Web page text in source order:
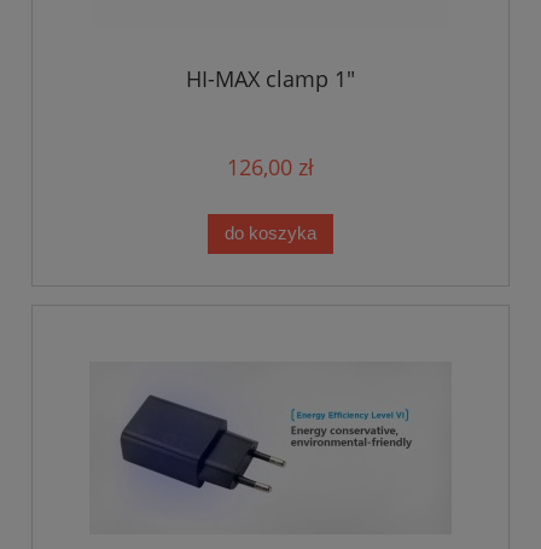
HI-MAX clamp 1"
126,00 zł
do koszyka